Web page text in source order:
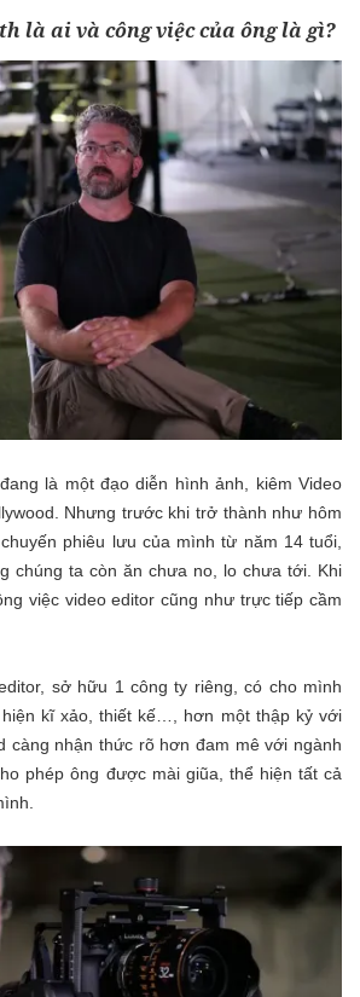
là ai và công việc của ông là gì?
là một đạo diễn hình ảnh, kiêm Video
Nhưng trước khi trở thành như hôm
phiêu lưu của mình từ năm 14 tuổi,
chúng ta còn ăn chưa no, lo chưa tới. Khi
việc video editor cũng như trực tiếp cầm
sở hữu 1 công ty riêng, có cho mình
kĩ xảo, thiết kế…, hơn một thập kỷ với
càng nhận thức rõ hơn đam mê với ngành
phép ông được mài giũa, thể hiện tất cả